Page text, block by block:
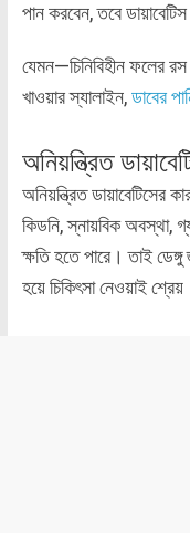
পান করবেন, তবে
যেমন—চিনিবিহীন ফলের
খাওয়ার স্যালাইন,ডাবের
অনিয়ন্ত্রিত
অনিয়ন্ত্রিত ডায়াবেটিসের
কিডনি, স্নায়বিক অবস্থা,
ক্ষতি হতে পারে। তাই
হয়ে চিকিৎসা নেওয়াই